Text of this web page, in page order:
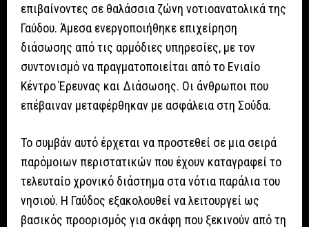
επιβαίνοντες σε θαλάσσια ζώνη νοτιοανατολικά της
Γαύδου. Άμεσα ενεργοποιήθηκε επιχείρηση
διάσωσης από τις αρμόδιες υπηρεσίες, με τον
συντονισμό να πραγματοποιείται από το Ενιαίο
Κέντρο Έρευνας και Διάσωσης. Οι άνθρωποι που
επέβαιναν μεταφέρθηκαν με ασφάλεια στη Σούδα.
Το συμβάν αυτό έρχεται να προστεθεί σε μια σειρά
παρόμοιων περιστατικών που έχουν καταγραφεί το
τελευταίο χρονικό διάστημα στα νότια παράλια του
νησιού. Η Γαύδος εξακολουθεί να λειτουργεί ως
βασικός προορισμός για σκάφη που ξεκινούν από τη